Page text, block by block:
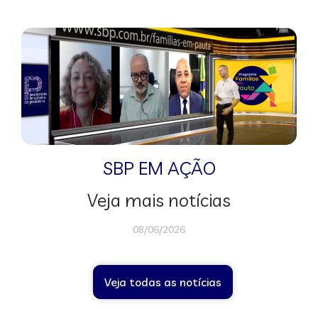
SBP EM AÇÃO
Veja mais notícias
08/06/2026
Veja todas as notícias